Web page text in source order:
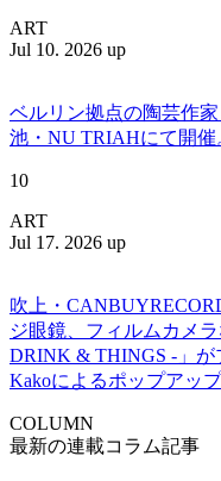
ART
Jul 10. 2026 up
ベルリン拠点の陶芸作家
池・NU TRIAHにて開催
10
ART
Jul 17. 2026 up
吹上・
ジ眼鏡、フィルムカメ
DRINK & THINGS -」が
Kakoによるポップアッ
COLUMN
最新の連載コラム記事